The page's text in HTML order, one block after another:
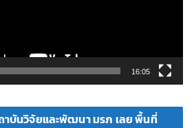
16:05
าบันวิจัยและพัฒนา มรภ เลย พื้นที่